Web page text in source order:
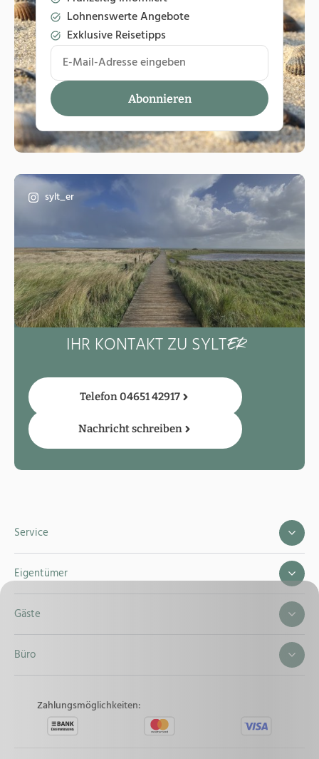
Lohnenswerte Angebote
Exklusive Reisetipps
sylt_er
IHR KONTAKT ZU SYLT
Telefon 04651 42917
Nachricht schreiben
Service
Eigentümer
Gäste
Büro
Zahlungsmöglichkeiten: